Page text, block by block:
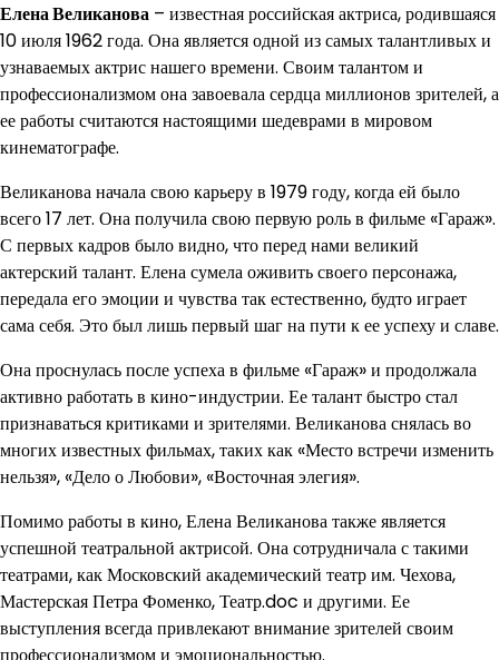
Елена Великанова – известная российская актриса, родившаяся
10 июля 1962 года. Она является одной из самых талантливых и
узнаваемых актрис нашего времени. Своим талантом и
профессионализмом она завоевала сердца миллионов зрителей, а
ее работы считаются настоящими шедеврами в мировом
кинематографе.
Великанова начала свою карьеру в 1979 году, когда ей было
всего 17 лет. Она получила свою первую роль в фильме «Гараж».
С первых кадров было видно, что перед нами великий
актерский талант. Елена сумела оживить своего персонажа,
передала его эмоции и чувства так естественно, будто играет
сама себя. Это был лишь первый шаг на пути к ее успеху и славе.
Она проснулась после успеха в фильме «Гараж» и продолжала
активно работать в кино-индустрии. Ее талант быстро стал
признаваться критиками и зрителями. Великанова снялась во
многих известных фильмах, таких как «Место встречи изменить
нельзя», «Дело о Любови», «Восточная элегия».
Помимо работы в кино, Елена Великанова также является
успешной театральной актрисой. Она сотрудничала с такими
театрами, как Московский академический театр им. Чехова,
Мастерская Петра Фоменко, Театр.doc и другими. Ее
выступления всегда привлекают внимание зрителей своим